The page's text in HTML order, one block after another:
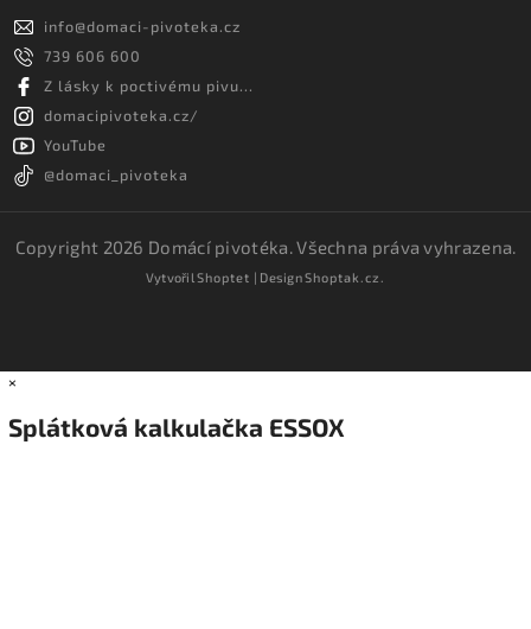
info@domaci-pivoteka.cz
739 606 600
Z lásky k poctivému pivu...
domacipivoteka.cz/
YouTube
@domaci_pivoteka
Copyright 2026 Domácí pivotéka. Všechna práva vyhrazena.
VytvořilShoptet | DesignShoptak.cz.
×
Splátková kalkulačka ESSOX